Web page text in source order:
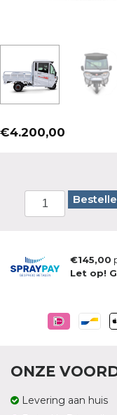
€4.200,00
€145,00
Let op!
ONZE
Levering aan huis